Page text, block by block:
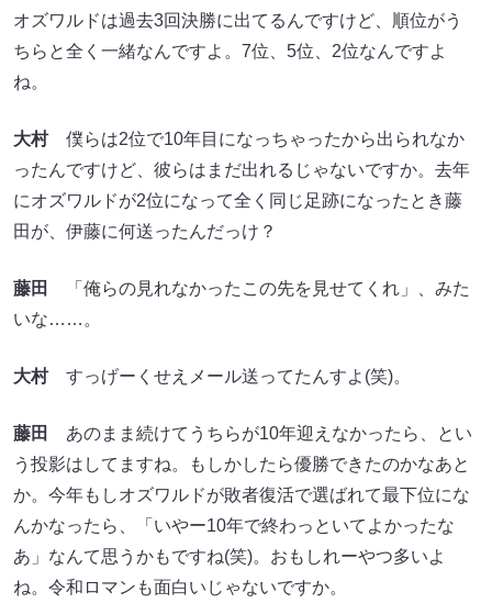
オズワルドは過去3回決勝に出てるんですけど、順位がう
ちらと全く一緒なんですよ。7位、5位、2位なんですよ
ね。
大村僕らは2位で10年目になっちゃったから出られなか
ったんですけど、彼らはまだ出れるじゃないですか。去年
にオズワルドが2位になって全く同じ足跡になったとき藤
田が、伊藤に何送ったんだっけ？
藤田
「俺らの見れなかったこの先を見せてくれ」、みた
いな……。
大村すっげーくせえメール送ってたんすよ(笑)。
藤田
あのまま続けてうちらが10年迎えなかったら、とい
う投影はしてますね。もしかしたら優勝できたのかなあと
か。今年もしオズワルドが敗者復活で選ばれて最下位にな
んかなったら、「いやー10年で終わっといてよかったな
あ」なんて思うかもですね(笑)。おもしれーやつ多いよ
ね。令和ロマンも面白いじゃないですか。